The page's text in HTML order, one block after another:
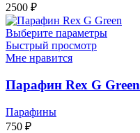
2500 ₽
Выберите параметры
Быстрый просмотр
Мне нравится
Парафин Rex G Green
Парафины
750 ₽